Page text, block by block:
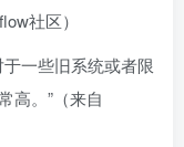
社区）
一些旧系统或者限
高。”（来自